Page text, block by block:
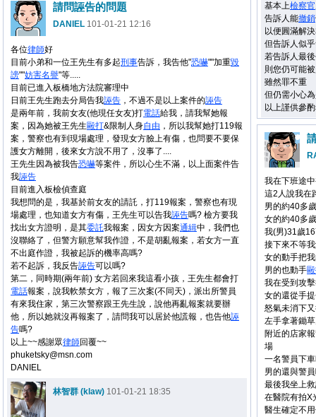
基本上檢察官
告訴人能撤銷
以便圓滿解
但告訴人似
若告訴人最
則您仍可能
雖然罪不重
但仍需小心
以上謹供參
請問誣告的問題
DANIEL 101-01-21 12:16
各位律師好
目前小弟和一位王先生有多起刑事告訴，我告他"恐嚇""加重毀
謗""妨害名譽"等.....
目前已進入板橋地方法院審理中
日前王先生跑去分局告我誣告 ，不過不是以上案件的誣告
是兩年前，我前女友(他現任女友)打電話給我，請我幫她報
案，因為她被王先生毆打&限制人身自由 ，所以我幫她打119報
案，警察也有到現場處理，發現女方臉上有傷，也問要不要保
護女方離開，後來女方說不用了，沒事了....
王先生因為被我告恐嚇等案件，所以心生不滿，以上面案件告
我誣告
目前進入板檢偵查庭
我想問的是，我基於前女友的請託，打119報案，警察也有現
場處理，也知道女方有傷，王先生可以告我誣告嗎? 檢方要我
找出女方證明，是其委託我報案，因女方因案通緝中，我們也
沒聯絡了，但警方願意幫我作證，不是胡亂報案，若女方一直
不出庭作證，我被起訴的機率高嗎?
若不起訴，我反告誣告可以嗎?
第二，同時期(兩年前) 女方若回來我這看小孩，王先生都會打
電話報案，說我軟禁女方，報了三次案(不同天)，派出所警員
有來我住家，第三次警察跟王先生說，說他再亂報案就要辦
他，所以她就沒再報案了，請問我可以居於他謊報，也告他誣
告嗎?
以上~~感謝眾律師回覆~~
phuketsky@msn.com
DANIEL
林智群 (klaw) 101-01-21 18:35
我在下班途
這2人說我在
男的約40多
女的約40多
我(男)31歲
接下來不等
女的動手把
男的也動手
我在受到攻
女的還從手
怒氣未消下
左手拿著鋤
附近的店家
場
一名警員下
男的還與警
最後我坐上
在醫院有拍X
醫生確定不